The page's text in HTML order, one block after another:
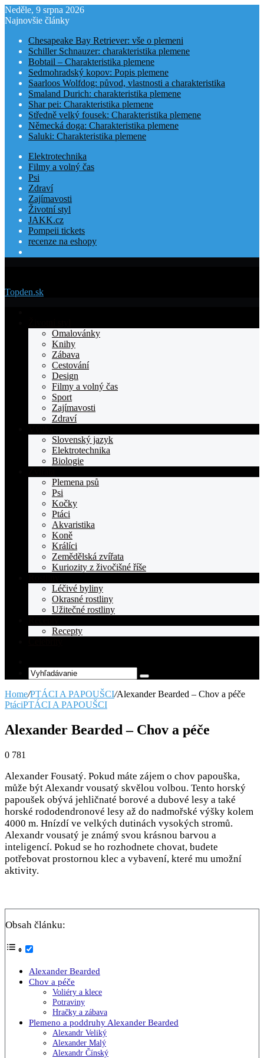
Neděle, 9 srpna 2026
Najnovšie články
Chesapeake Bay Retriever: vše o plemeni
Schiller Schnauzer: charakteristika plemene
Bobtail – Charakteristika plemene
Sedmohradský kopov: Popis plemene
Saarloos Wolfdog: původ, vlastnosti a charakteristika
Smaland Durich: charakteristika plemene
Shar pei: Charakteristika plemene
Středně velký fousek: Charakteristika plemene
Německá doga: Charakteristika plemene
Saluki: Charakteristika plemene
Elektrotechnika
Filmy a volný čas
Psi
Zdraví
Zajímavosti
Životní styl
JAKK.cz
Pompeii tickets
recenze na eshopy
Topden.sk
Omalovánky
Knihy
Zábava
Cestování
Design
Filmy a volný čas
Sport
Zajímavosti
Zdraví
Slovenský jazyk
Elektrotechnika
Biologie
Plemena psů
Psi
Kočky
Ptáci
Akvaristika
Koně
Králíci
Zemědělská zvířata
Kuriozity z živočišné říše
Léčivé byliny
Okrasné rostliny
Užitečné rostliny
Recepty
Article
Vyhľadávanie
Home/PTÁCI A PAPOUŠCI/Alexander Bearded – Chov a péče
PtáciPTÁCI A PAPOUŠCI
Alexander Bearded – Chov a péče
0 781
Alexander Fousatý. Pokud máte zájem o chov papouška,
může být Alexandr vousatý skvělou volbou. Tento horský
papoušek obývá jehličnaté borové a dubové lesy a také
horské rododendronové lesy až do nadmořské výšky kolem
4000 m. Hnízdí ve velkých dutinách vysokých stromů.
Alexandr vousatý je známý svou krásnou barvou a
inteligencí. Pokud se ho rozhodnete chovat, budete
potřebovat prostornou klec a vybavení, které mu umožní
aktivity.
Obsah článku:
Alexander Bearded
Chov a péče
Voliéry a klece
Potraviny
Hračky a zábava
Plemeno a poddruhy Alexander Bearded
Alexandr Veliký
Alexander Malý
Alexandr Čínský